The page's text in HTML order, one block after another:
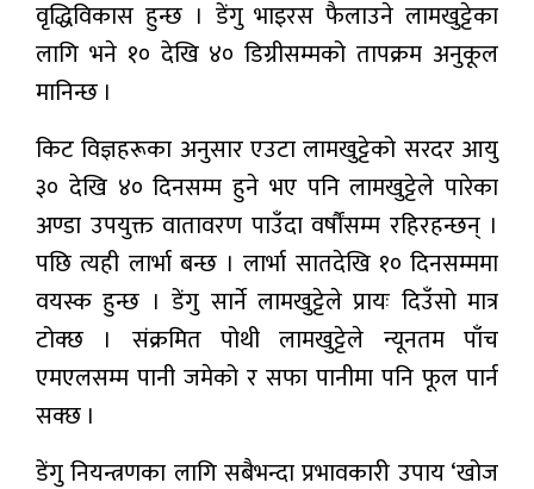
वृद्धिविकास हुन्छ । डेंगु भाइरस फैलाउने लामखुट्टेका
लागि भने १० देखि ४० डिग्रीसम्मको तापक्रम अनुकूल
मानिन्छ ।
किट विज्ञहरूका अनुसार एउटा लामखुट्टेको सरदर आयु
३० देखि ४० दिनसम्म हुने भए पनि लामखुट्टेले पारेका
अण्डा उपयुक्त वातावरण पाउँदा वर्षौंसम्म रहिरहन्छन् ।
पछि त्यही लार्भा बन्छ । लार्भा सातदेखि १० दिनसम्ममा
वयस्क हुन्छ । डेंगु सार्ने लामखुट्टेले प्रायः दिउँसो मात्र
टोक्छ । संक्रमित पोथी लामखुट्टेले न्यूनतम पाँच
एमएलसम्म पानी जमेको र सफा पानीमा पनि फूल पार्न
सक्छ ।
डेंगु नियन्त्रणका लागि सबैभन्दा प्रभावकारी उपाय ‘खोज